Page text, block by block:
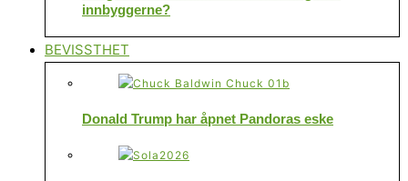
innbyggerne?
BEVISSTHET
Donald Trump har åpnet Pandoras eske